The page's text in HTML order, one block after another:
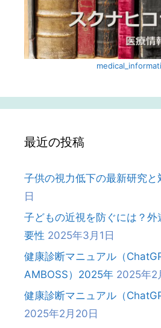
最近の投稿
子供の視力低下の最新研究と
日
子どもの近視を防ぐには？
要性 2025年3月1日
健康診断マニュアル（
AMBOSS）2025年 2025年2
健康診断マニュアル（
2025年2月20日